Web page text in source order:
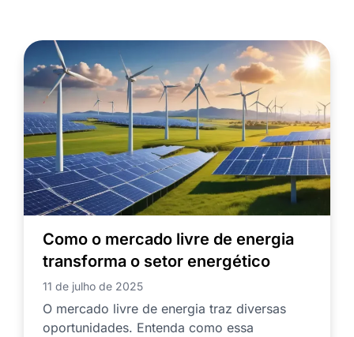
Como o mercado livre de energia
transforma o setor energético
11 de julho de 2025
O mercado livre de energia traz diversas
oportunidades. Entenda como essa